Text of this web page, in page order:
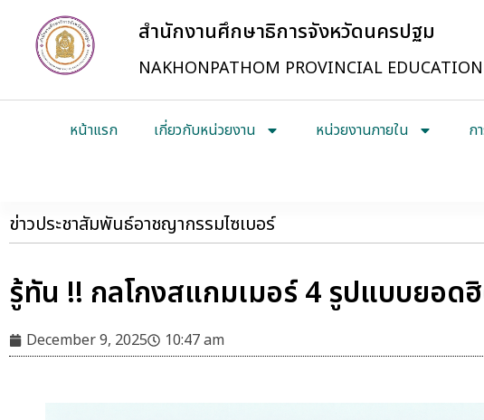
สำนักงานศึกษาธิการจังหวัดนครปฐม
NAKHONPATHOM PROVINCIAL
หน้าแรก เกี่ยวกับหน่วยงาน หน่วยงานภายใน ก
ข่าวประชาสัมพันธ์อาชญากรรมไซเบอร์
รู้ทัน !! กลโกงสแกมเมอร์ 4 รูปแบบยอด
December 9, 2025 10:47 am